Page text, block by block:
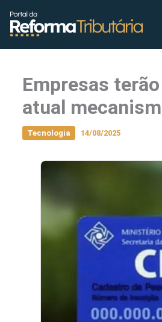
conteúdo
Empresas
atual
Tecnologia 14/08/2025